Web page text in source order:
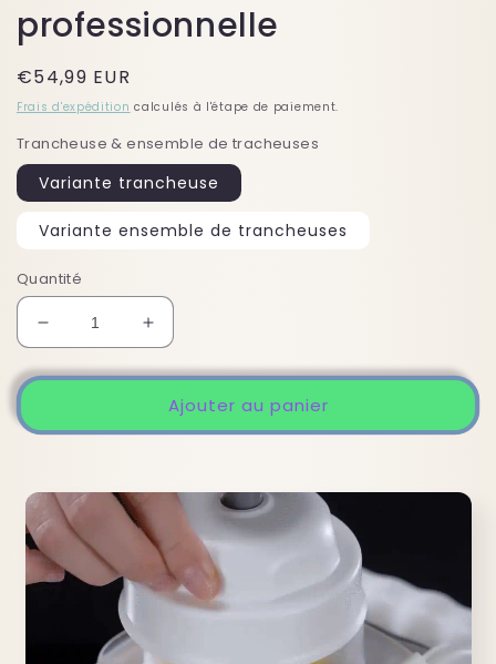
professionnelle
Prix
habituel
€54,99 EUR
Frais d'expédition calculés à l'étape de paiement.
Trancheuse & ensemble de tracheuses
Variante trancheuse
Variante ensemble de trancheuses
Quantité
Réduire
la
quantité
mandoline
Augmenter
la
quantité
mandoline
Ajouter au panier